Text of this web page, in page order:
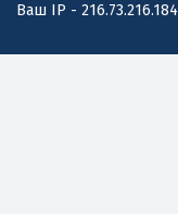
Ваш IP - 216.73.216.184